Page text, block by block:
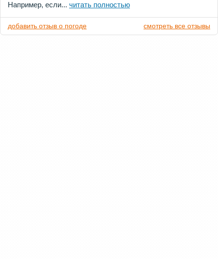
Например, если... читать полностью
добавить отзыв о погоде смотреть все отзывы